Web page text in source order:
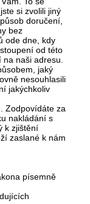
si zvolili jiný
doručení,
bez
ode dne, kdy
od této
naši adresu.
jaký
nesouhlasili
jakýchkoliv
Zodpovídáte za
nakládání s
k zjištění
zaslané k nám
písemně